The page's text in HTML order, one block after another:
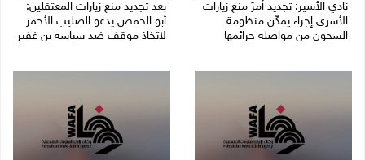
نادي الأسير: تجديد أمرَ منع زيارات
الأسرى إجراء يمكّن منظومة
السجون من مواصلة جرائمها
بعد تجديد منع زيارات المعتقلين:
أبو الحمص يدعو الصليب الأحمر
لاتخاذ موقف ضد سياسة بن غفير